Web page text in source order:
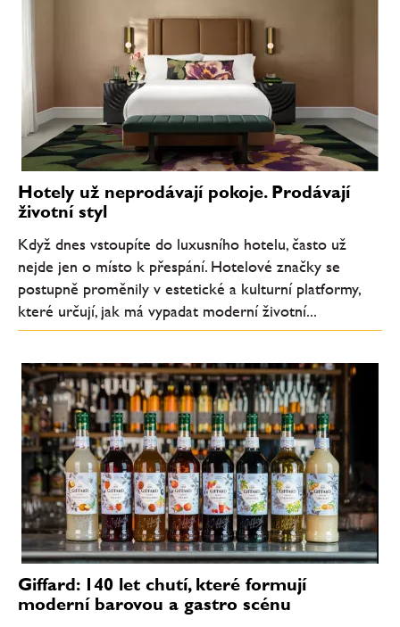
Hotely už neprodávají pokoje. Prodávají
životní styl
Když dnes vstoupíte do luxusního hotelu, často už
nejde jen o místo k přespání. Hotelové značky se
postupně proměnily v estetické a kulturní platformy,
které určují, jak má vypadat moderní životní...
Giffard: 140 let chutí, které formují
moderní barovou a gastro scénu